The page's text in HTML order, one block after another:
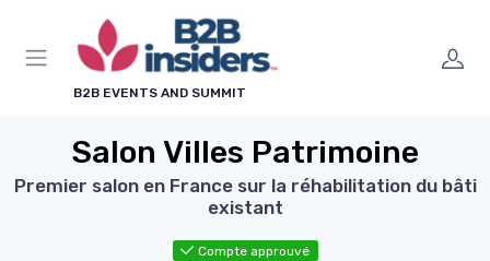
B2B EVENTS AND SUMMIT
Salon Villes Patrimoine
Premier salon en France sur la réhabilitation du bâti
existant
Compte approuvé
Panneau de gestion des cookies